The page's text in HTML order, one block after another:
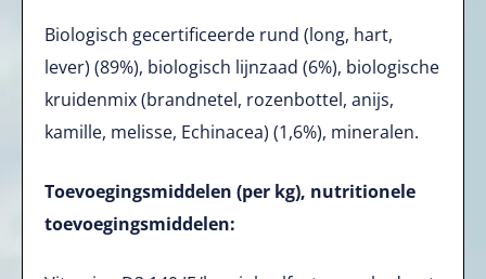
Biologisch gecertificeerde rund (long, hart,
lever) (89%), biologisch lijnzaad (6%), biologische
kruidenmix (brandnetel, rozenbottel, anijs,
kamille, melisse, Echinacea) (1,6%), mineralen.
Toevoegingsmiddelen (per kg), nutritionele
toevoegingsmiddelen: